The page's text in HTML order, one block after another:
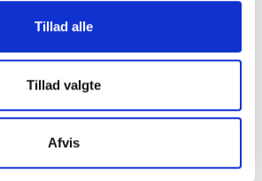
Tillad alle
Tillad valgte
Afvis